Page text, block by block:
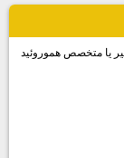
يا متخصص هموروئيد